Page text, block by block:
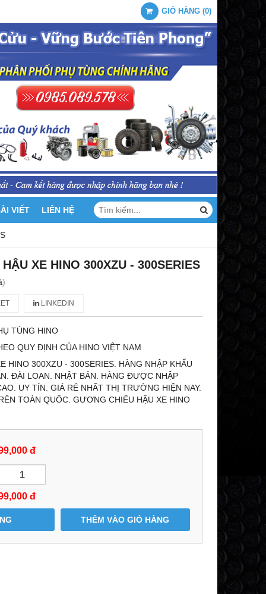
GIỎ HÀNG (0)
VIẾT LIÊN HỆ
XE HINO 300XZU - 300SERIES
)
LINKEDIN
TÙNG HINO
QUY ĐỊNH CỦA HINO VIỆT NAM
HINO 300XZU - 300SERIES. HÀNG NHẬP KHẨU
ĐÀI LOAN. NHẬT BẢN. HÀNG ĐƯỢC NHẬP
UY TÍN. GIÁ RẺ NHẤT THỊ TRƯỜNG HIỆN NAY.
TOÀN QUỐC. GƯƠNG CHIẾU HẬU XE HINO
đ
đ
THÊM VÀO GIỎ HÀNG